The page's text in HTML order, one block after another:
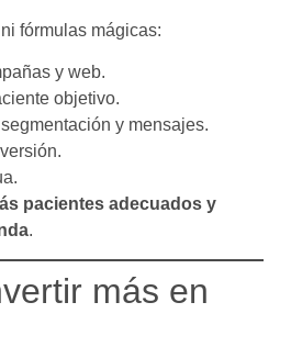
fórmulas mágicas:
y web.
objetivo.
y mensajes.
pacientes adecuados y
.
más en